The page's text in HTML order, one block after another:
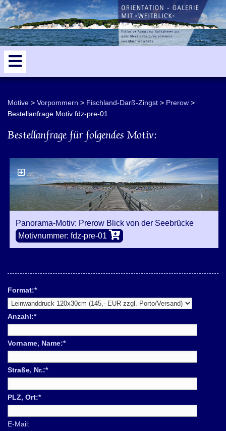
Motive Vorpommern Fischland-Darß-Zingst
Prerow
Bestellanfrage Motiv fdz-pre-01
Bestellanfrage für folgendes Motiv:
Panorama-Motiv: Prerow Blick von der Seebrücke
Motivnummer: fdz-pre-01
Format:*
Anzahl:*
Vorname, Name:*
Straße, Nr.:*
PLZ, Ort:*
E-Mail:
5
Dierhagen